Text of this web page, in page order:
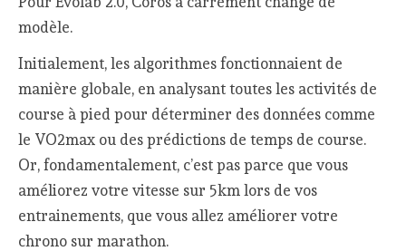
modèle.
Initialement, les algorithmes fonctionnaient de
manière globale, en analysant toutes les activités de
course à pied pour déterminer des données comme
le VO2max ou des prédictions de temps de course.
Or, fondamentalement, c’est pas parce que vous
améliorez votre vitesse sur 5km lors de vos
entrainements, que vous allez améliorer votre
chrono sur marathon.